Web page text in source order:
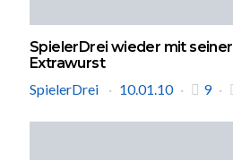
SpielerDrei wieder mit seiner
Extrawurst
SpielerDrei
10.01.10 9